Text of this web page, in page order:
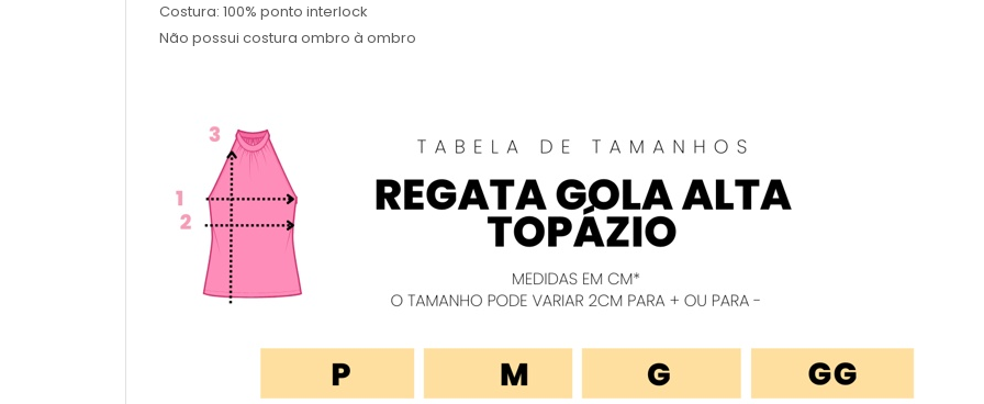
Costura: 100% ponto interlock
Não possui costura ombro à ombro